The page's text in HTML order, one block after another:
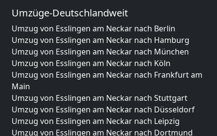
Umzüge-Deutschlandweit
Umzug von Esslingen am Neckar nach Berlin
Umzug von Esslingen am Neckar nach Hamburg
Umzug von Esslingen am Neckar nach München
Umzug von Esslingen am Neckar nach Köln
Umzug von Esslingen am Neckar nach Frankfurt am
Main
Umzug von Esslingen am Neckar nach Stuttgart
Umzug von Esslingen am Neckar nach Düsseldorf
Umzug von Esslingen am Neckar nach Leipzig
Umzug von Esslingen am Neckar nach Dortmund